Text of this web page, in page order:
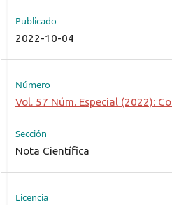
Publicado
2022-10-04
Número
Vol. 57 Núm. Especial (2022):
Sección
Nota Científica
Licencia